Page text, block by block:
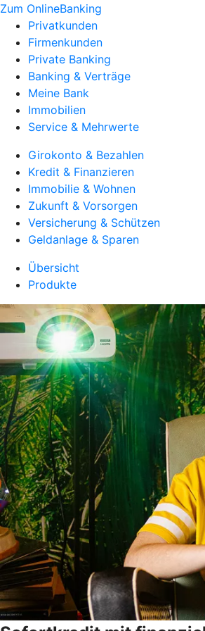
Zum OnlineBanking
Privatkunden
Firmenkunden
Private Banking
Banking & Verträge
Meine Bank
Immobilien
Service & Mehrwerte
Girokonto & Bezahlen
Kredit & Finanzieren
Immobilie & Wohnen
Zukunft & Vorsorgen
Versicherung & Schützen
Geldanlage & Sparen
Übersicht
Produkte